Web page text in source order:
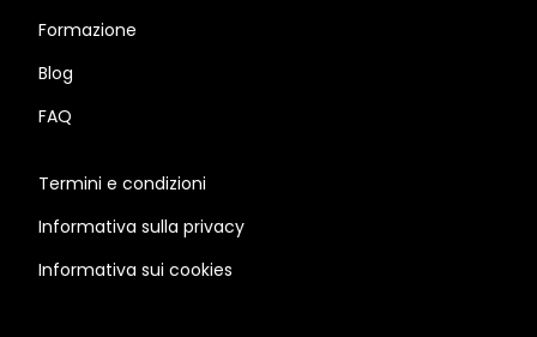
Formazione
Blog
FAQ
Termini e condizioni
Informativa sulla privacy
Informativa sui cookies